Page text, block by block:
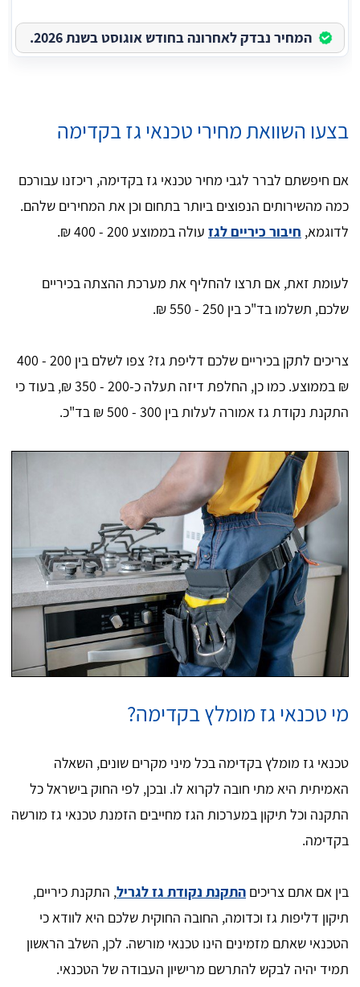
המחיר נבדק לאחרונה בחודש אוגוסט בשנת 2026.
בצעו השוואת מחירי טכנאי גז בקדימה
אם חיפשתם לברר לגבי מחיר טכנאי גז בקדימה, ריכזנו עבורכם
כמה מהשירותים הנפוצים ביותר בתחום וכן את המחירים שלהם.
לדוגמא, חיבור כיריים לגז עולה בממוצע 200 - 400 ₪.
לעומת זאת, אם תרצו להחליף את מערכת ההצתה בכיריים
שלכם, תשלמו בד"כ בין 250 - 550 ₪.
צריכים לתקן בכיריים שלכם דליפת גז? צפו לשלם בין 200 - 400
₪ בממוצע. כמו כן, החלפת דיזה תעלה כ-200 - 350 ₪, בעוד כי
התקנת נקודת גז אמורה לעלות בין 300 - 500 ₪ בד"כ.
מי טכנאי גז מומלץ בקדימה?
טכנאי גז מומלץ בקדימה בכל מיני מקרים שונים, השאלה
האמיתית היא מתי חובה לקרוא לו. ובכן, לפי החוק בישראל כל
התקנה וכל תיקון במערכות הגז מחייבים הזמנת טכנאי גז מורשה
בקדימה.
בין אם אתם צריכים התקנת נקודת גז לגריל, התקנת כיריים,
תיקון דליפות גז וכדומה, החובה החוקית שלכם היא לוודא כי
הטכנאי שאתם מזמינים הינו טכנאי מורשה. לכן, השלב הראשון
תמיד יהיה לבקש להתרשם מרישיון העבודה של הטכנאי.